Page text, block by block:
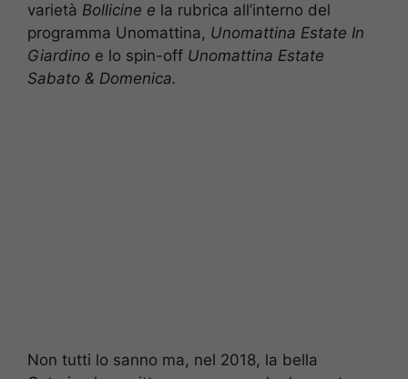
varietà Bollicine e la rubrica all’interno del
programma Unomattina, Unomattina Estate In
Giardino e lo spin-off Unomattina Estate
Sabato & Domenica.
Non tutti lo sanno ma, nel 2018, la bella